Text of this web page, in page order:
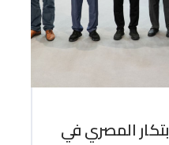
المصري في